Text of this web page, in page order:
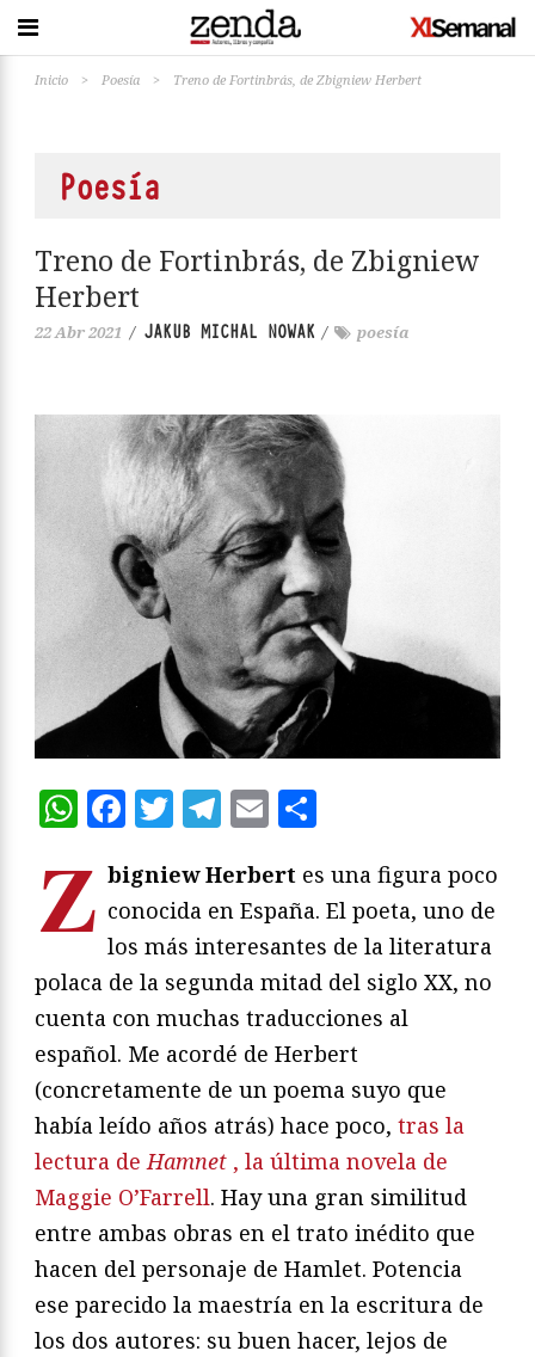
Inicio > Poesía > Treno de Fortinbrás, de Zbigniew Herbert
Poesía
Treno de Fortinbrás, de Zbigniew
Herbert
22 Abr 2021 / JAKUB MICHAL NOWAK / poesía
WhatsApp
Facebook
Twitter
Telegram
Email
Z bigniew Herbert es una figura poco
conocida en España. El poeta, uno de
los más interesantes de la literatura
polaca de la segunda mitad del siglo XX, no
cuenta con muchas traducciones al
español. Me acordé de Herbert
(concretamente de un poema suyo que
había leído años atrás) hace poco, tras la
lectura deHamnet , la última novela de
Maggie O’Farrell. Hay una gran similitud
entre ambas obras en el trato inédito que
hacen del personaje de Hamlet. Potencia
ese parecido la maestría en la escritura de
los dos autores: su buen hacer, lejos de